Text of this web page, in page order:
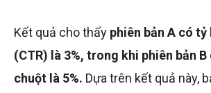
Kết quả cho thấy phiên bản A có
(CTR) là 3%, trong khi phiên bản
chuột là 5%. Dựa trên kết quả này,